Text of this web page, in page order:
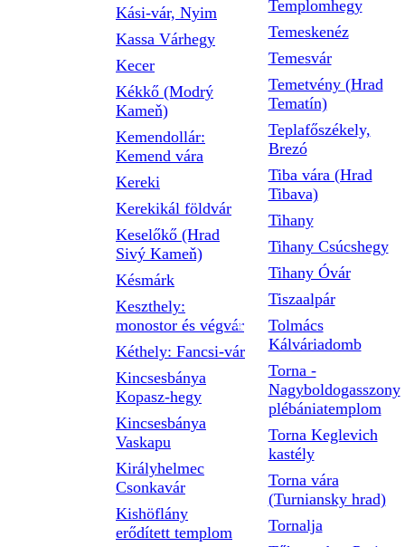
Kási-vár, Nyim
Kassa Várhegy
Kecer
Kékkő (Modrý
Kameň)
Kemendollár:
Kemend vára
Kereki
Kerekikál földvár
Keselőkő (Hrad
Sivý Kameň)
Késmárk
Keszthely:
monostor és végvár
Kéthely: Fancsi-vár
Kincsesbánya
Kopasz-hegy
Kincsesbánya
Vaskapu
Királyhelmec
Csonkavár
Kishöflány
erődített templom
Templomhegy
Temeskenéz
Temesvár
Temetvény (Hrad
Tematín)
Teplafőszékely,
Brezó
Tiba vára (Hrad
Tibava)
Tihany
Tihany Csúcshegy
Tihany Óvár
Tiszaalpár
Tolmács
Kálváriadomb
Torna -
Nagyboldogasszony
plébániatemplom
Torna Keglevich
kastély
Torna vára
(Turniansky hrad)
Tornalja